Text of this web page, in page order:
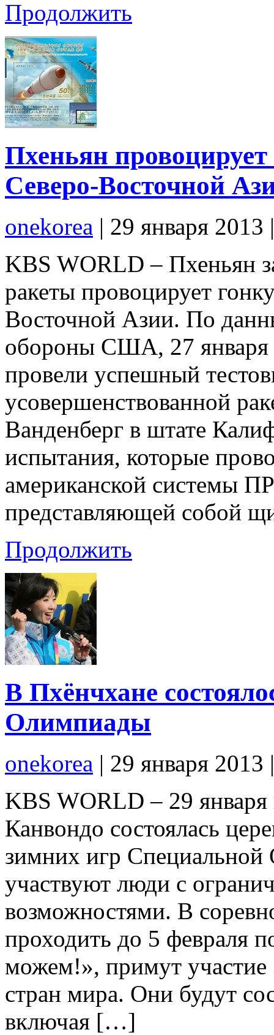
Продолжить
Пхеньян
Северо-Восточной
onekorea | 29 января 2013
KBS WORLD – Пхеньян
ракеты провоцирует
Восточной Азии. По
обороны США, 27 января
провели успешный
усовершенствованной
Ванденберг в штате
испытания, которые
американской системы
представляющей собой
Продолжить
В Пхёнчхане
Олимпиады
onekorea | 29 января 2013
KBS WORLD – 29
Канвондо состоялась
зимних игр
участвуют люди с
возможностями. В
проходить до 5 февраля
можем!», примут участие
стран мира. Они будут
включая […]